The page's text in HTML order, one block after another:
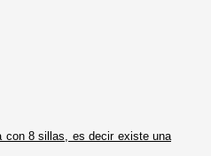
con 8 sillas, es decir existe una